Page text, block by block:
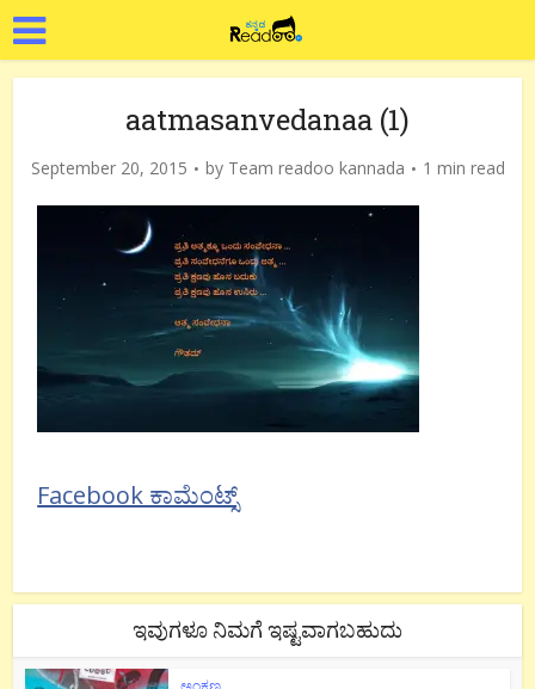
aatmasanvedanaa (1)
September 20, 2015 by Team readoo kannada 1 min read
Facebook ಕಾಮೆಂಟ್ಸ್
ಇವುಗಳೂ ನಿಮಗೆ ಇಷ್ಟವಾಗಬಹುದು